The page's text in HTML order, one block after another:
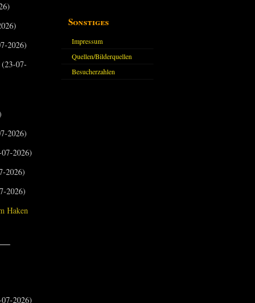
Sonstiges
Impressum
Quellen/Bilderquellen
Besucherzahlen
2026)
07-
2026)
2026)
2026)
2026)
Haken
2026)